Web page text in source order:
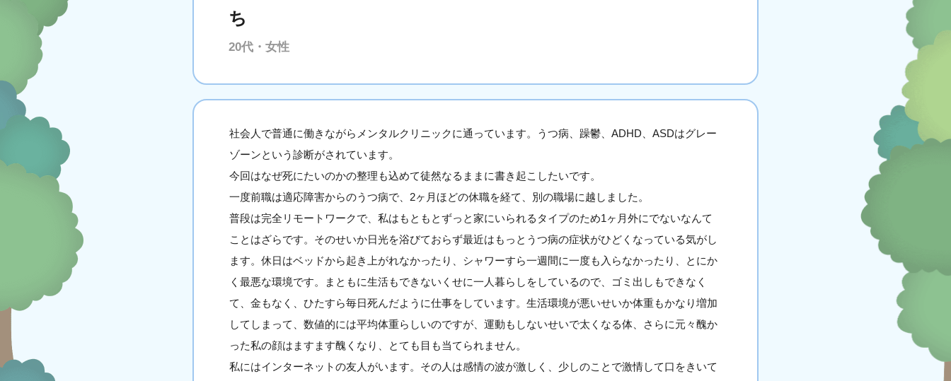
ち
20代・女性
社会人で普通に働きながらメンタルクリニックに通っています。うつ病、躁鬱、ADHD、ASDはグレー
ゾーンという診断がされています。
今回はなぜ死にたいのかの整理も込めて徒然なるままに書き起こしたいです。
一度前職は適応障害からのうつ病で、2ヶ月ほどの休職を経て、別の職場に越しました。
普段は完全リモートワークで、私はもともとずっと家にいられるタイプのため1ヶ月外にでないなんて
ことはざらです。そのせいか日光を浴びておらず最近はもっとうつ病の症状がひどくなっている気がし
ます。休日はベッドから起き上がれなかったり、シャワーすら一週間に一度も入らなかったり、とにか
く最悪な環境です。まともに生活もできないくせに一人暮らしをしているので、ゴミ出しもできなく
て、金もなく、ひたすら毎日死んだように仕事をしています。生活環境が悪いせいか体重もかなり増加
してしまって、数値的には平均体重らしいのですが、運動もしないせいで太くなる体、さらに元々醜か
った私の顔はますます醜くなり、とても目も当てられません。
私にはインターネットの友人がいます。その人は感情の波が激しく、少しのことで激情して口をきいて